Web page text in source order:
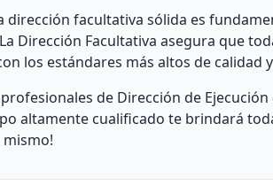
dirección facultativa sólida es
Dirección Facultativa asegura que
los estándares más altos de calidad
de Dirección de
altamente cualificado te brindará
mismo!